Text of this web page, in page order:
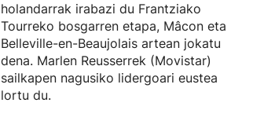
holandarrak irabazi du Frantziako
Tourreko bosgarren etapa, Mâcon eta
Belleville-en-Beaujolais artean jokatu
dena. Marlen Reusserrek (Movistar)
sailkapen nagusiko lidergoari eustea
lortu du.